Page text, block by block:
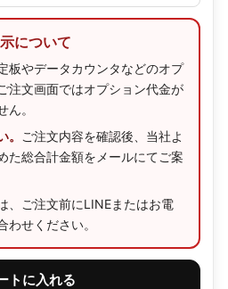
について
板やデータカウンタなどのオプ
注文画面ではオプション代金が
。
ご注文内容を確認後、当社よ
た総合計金額をメールにてご案
、ご注文前にLINEまたはお電
わせください。
トに入れる